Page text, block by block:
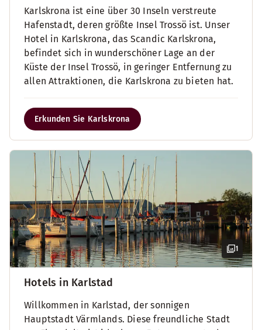
Karlskrona ist eine über 30 Inseln verstreute
Hafenstadt, deren größte Insel Trossö ist. Unser
Hotel in Karlskrona, das Scandic Karlskrona,
befindet sich in wunderschöner Lage an der
Küste der Insel Trossö, in geringer Entfernung zu
allen Attraktionen, die Karlskrona zu bieten hat.
Erkunden Sie Karlskrona
1
Hotels in Karlstad
Willkommen in Karlstad, der sonnigen
Hauptstadt Värmlands. Diese freundliche Stadt